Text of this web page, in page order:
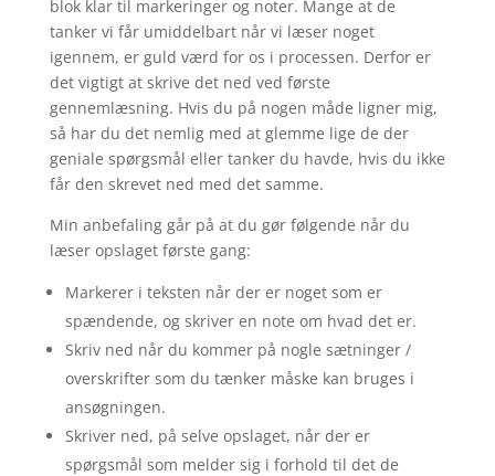
blok klar til markeringer og noter. Mange at de
tanker vi får umiddelbart når vi læser noget
igennem, er guld værd for os i processen. Derfor er
det vigtigt at skrive det ned ved første
gennemlæsning. Hvis du på nogen måde ligner mig,
så har du det nemlig med at glemme lige de der
geniale spørgsmål eller tanker du havde, hvis du ikke
får den skrevet ned med det samme.
Min anbefaling går på at du gør følgende når du
læser opslaget første gang:
Markerer i teksten når der er noget som er
spændende, og skriver en note om hvad det er.
Skriv ned når du kommer på nogle sætninger /
overskrifter som du tænker måske kan bruges i
ansøgningen.
Skriver ned, på selve opslaget, når der er
spørgsmål som melder sig i forhold til det de